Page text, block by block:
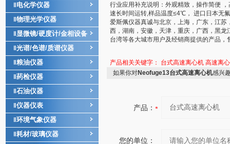
电化学仪器
物理光学仪器
显微镜/硬度计/金相设备
光谱/色谱/质谱仪器
粮油仪器
药检仪器
石油仪器
仪器仪表
环境气象仪器
耗材/玻璃仪器
行业应用补充说明：外观精致，操作简便
速长时间运转,样品温度≤4℃， 进口日本无
爱斯佩仪器真诚与北京，上海，广东，江
西，湖南，安徽，天津，重庆，广西，黑
台湾等各大城市用户及经销商提供的产品，
产品相关关键字： 台式高速离心机 高速离
如果你对Neofuge13台式高速离心机感兴
产品：
您的单位：